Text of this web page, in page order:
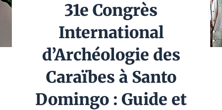
31e Congrès
International
d’Archéologie des
Caraïbes à Santo
Domingo : Guide et